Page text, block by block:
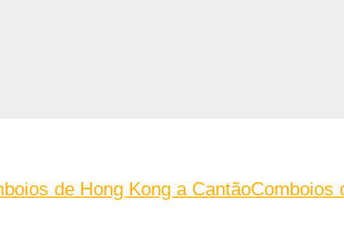
de Hong Kong a CantãoComboios